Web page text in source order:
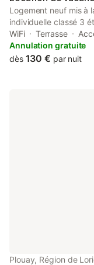
Logement neuf mis à
individuelle classé 3
élégant est parfait
parking devant la
carrefour, et à 900 m
WiFi Terrasse
Annulation gratuite
dès 130 € par nuit
Plouay, Région de